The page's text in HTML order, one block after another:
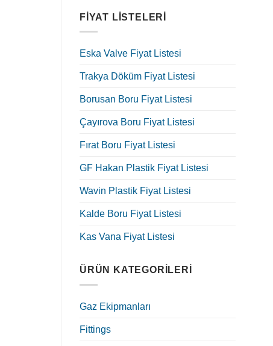
FIYAT LISTELERI
Eska Valve Fiyat Listesi
Trakya Döküm Fiyat Listesi
Borusan Boru Fiyat Listesi
Çayırova Boru Fiyat Listesi
Fırat Boru Fiyat Listesi
GF Hakan Plastik Fiyat Listesi
Wavin Plastik Fiyat Listesi
Kalde Boru Fiyat Listesi
Kas Vana Fiyat Listesi
ÜRÜN KATEGORILERI
Gaz Ekipmanları
Fittings